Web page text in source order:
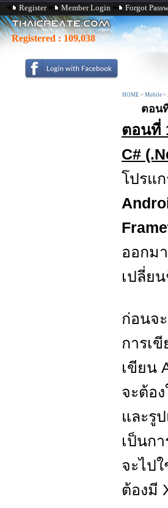
Register Member Login Forgot
Registered : 109,038
HOME > Mobile >
ตอน
ตอนที่
C#
โปรแ
ออกม
เปลี่ย
ก่อนจ
การเ
เขียน
จะต้อ
และรู
เป็นก
จะไป
ต้องมี